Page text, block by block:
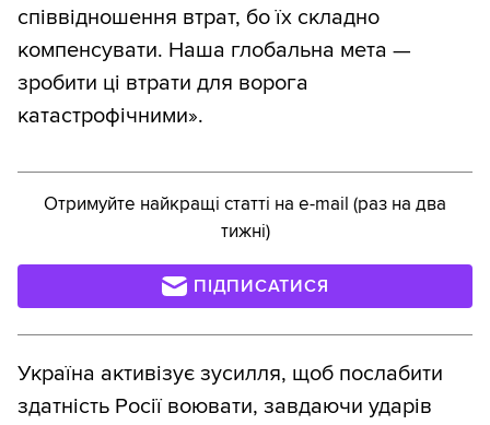
співвідношення втрат, бо їх складно
компенсувати. Наша глобальна мета —
зробити ці втрати для ворога
катастрофічними».
Отримуйте найкращі статті на e-mail (раз на два
тижні)
ПІДПИСАТИСЯ
Україна активізує зусилля, щоб послабити
здатність Росії воювати, завдаючи ударів